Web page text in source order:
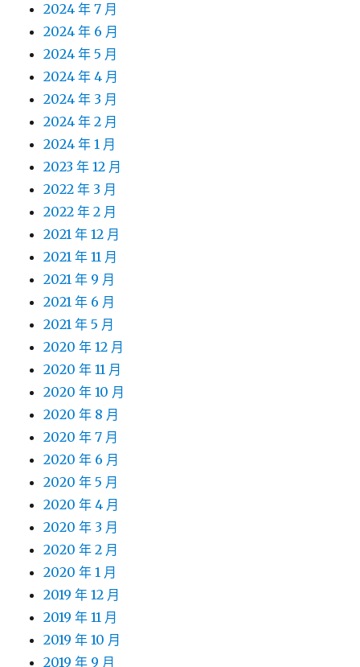
2024 年 7 月
2024 年 6 月
2024 年 5 月
2024 年 4 月
2024 年 3 月
2024 年 2 月
2024 年 1 月
2023 年 12 月
2022 年 3 月
2022 年 2 月
2021 年 12 月
2021 年 11 月
2021 年 9 月
2021 年 6 月
2021 年 5 月
2020 年 12 月
2020 年 11 月
2020 年 10 月
2020 年 8 月
2020 年 7 月
2020 年 6 月
2020 年 5 月
2020 年 4 月
2020 年 3 月
2020 年 2 月
2020 年 1 月
2019 年 12 月
2019 年 11 月
2019 年 10 月
2019 年 9 月